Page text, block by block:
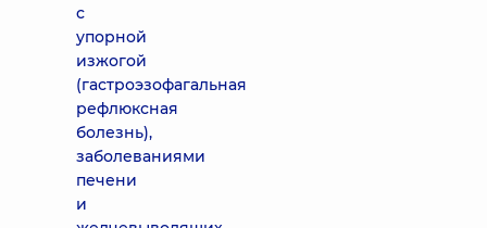
с
упорной
изжогой
(гастроэзофагальная
рефлюксная
болезнь),
заболеваниями
печени
и